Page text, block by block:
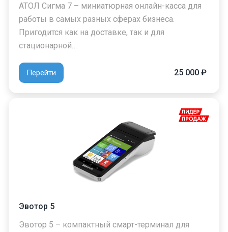
АТОЛ Сигма 7 – миниатюрная онлайн-касса для
работы в самых разных сферах бизнеса.
Пригодится как на доставке, так и для
стационарной…
Перейти 25 000 ₽
Эвотор 5
Эвотор 5 – компактный смарт-терминал для